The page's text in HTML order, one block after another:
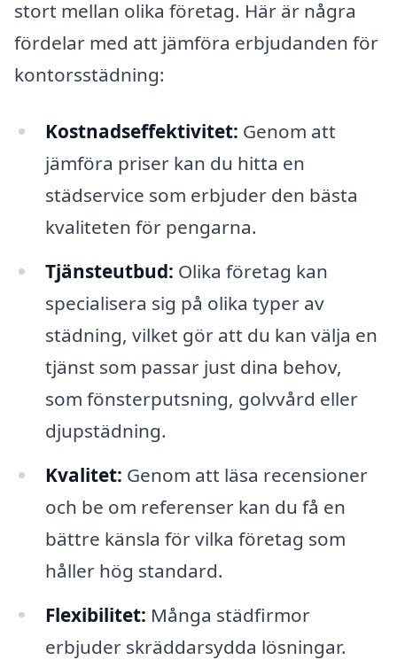
stort mellan olika företag. Här är några
fördelar med att jämföra erbjudanden för
kontorsstädning:
Kostnadseffektivitet: Genom att
jämföra priser kan du hitta en
städservice som erbjuder den bästa
kvaliteten för pengarna.
Tjänsteutbud: Olika företag kan
specialisera sig på olika typer av
städning, vilket gör att du kan välja en
tjänst som passar just dina behov,
som fönsterputsning, golvvård eller
djupstädning.
Kvalitet: Genom att läsa recensioner
och be om referenser kan du få en
bättre känsla för vilka företag som
håller hög standard.
Flexibilitet: Många städfirmor
erbjuder skräddarsydda lösningar.